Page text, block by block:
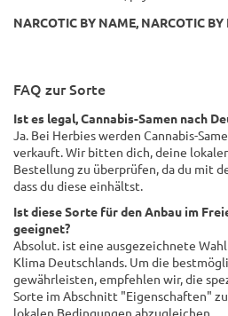
NARCOTIC BY NAME, NARCOTIC BY
FAQ zur Sorte
Ist es legal, Cannabis-Samen nach
Ja. Bei Herbies werden Cannabis-
verkauft. Wir bitten dich, deine
Bestellung zu überprüfen, da du mit
dass du diese einhältst.
Ist diese Sorte für den Anbau im
geeignet?
Absolut. ist eine ausgezeichnete
Klima Deutschlands. Um die
gewährleisten, empfehlen wir, die
Sorte im Abschnitt "Eigenschaften"
lokalen Bedingungen abzugleichen.